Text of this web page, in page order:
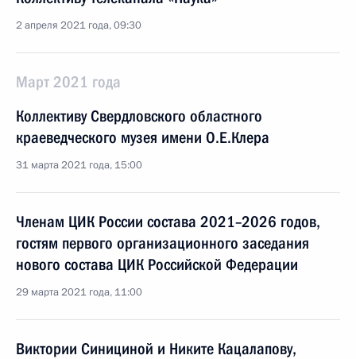
2 апреля 2021 года, 09:30
Март 2021 года
Коллективу Свердловского областного
краеведческого музея имени О.Е.Клера
31 марта 2021 года, 15:00
Членам ЦИК России состава 2021–2026 годов,
гостям первого организационного заседания
нового состава ЦИК Российской Федерации
29 марта 2021 года, 11:00
Виктории Синициной и Никите Кацалапову,